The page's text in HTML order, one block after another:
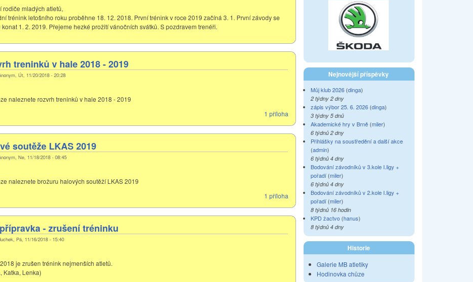
rodiče mladých atletů,
trénink letošního roku proběhne 18. 12. 2018. První trénink v roce 2019 začíná 3. 1. První závody se
1. 2. 2019. Přejeme hezké prožití vánočních svátků. S pozdravem trenéři.
treninků v hale 2018 - 2019
Út, 11/20/2018 - 20:28
naleznete rozvrh treninků v hale 2018 - 2019
1 příloha
soutěže LKAS 2019
Ne, 11/18/2018 - 08:45
naleznete brožuru halových soutěží LKAS 2019
1 příloha
- zrušení tréninku
Pá, 11/16/2018 - 15:40
je zrušen trénink nejmenších atletů.
Katka, Lenka)
Nejnovější příspěvky
Můj klub 2026(dinga)
2 týdny 2 dny
zápis výbor 25. 6. 2026(dinga)
3 týdny 5 dnů
Akademické hry v Brně(miler)
6 týdnů 2 dny
Přihlášky na soustředění a další akce
(admin)
6 týdnů 4 dny
Bodování závodníků v 3.kole I.ligy +
pořadí(miler)
6 týdnů 4 dny
Bodování závodníků v 2.kole I.ligy +
pořadí(miler)
8 týdnů 16 hodin
KPD žactvo(hanus)
8 týdnů 4 dny
Historie
Galerie MB atletiky
Hodinovka chůze